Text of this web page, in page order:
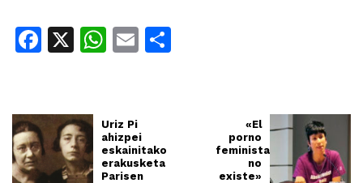
Facebook
X WhatsApp
Email
Uriz Pi
ahizpei
eskainitako
erakusketa
Parisen
«El
porno
feminista
no
existe»